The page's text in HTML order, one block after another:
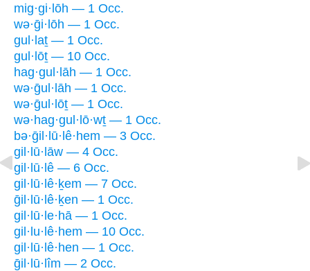
mig·gi·lōh — 1 Occ.
wə·ḡi·lōh — 1 Occ.
gul·laṯ — 1 Occ.
gul·lōṯ — 10 Occ.
hag·gul·lāh — 1 Occ.
wə·ḡul·lāh — 1 Occ.
wə·ḡul·lōṯ — 1 Occ.
wə·hag·gul·lō·wṯ — 1 Occ.
bə·ḡil·lū·lê·hem — 3 Occ.
gil·lū·lāw — 4 Occ.
gil·lū·lê — 6 Occ.
gil·lū·lê·ḵem — 7 Occ.
ḡil·lū·lê·ḵen — 1 Occ.
gil·lū·le·hā — 1 Occ.
gil·lu·lê·hem — 10 Occ.
gil·lū·lê·hen — 1 Occ.
ḡil·lū·lîm — 2 Occ.